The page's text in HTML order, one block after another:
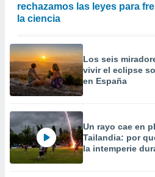
rechazamos las leyes para
la ciencia
Los seis
vivir el eclipse
en España
Un rayo cae en
Tailandia: por
la intemperie